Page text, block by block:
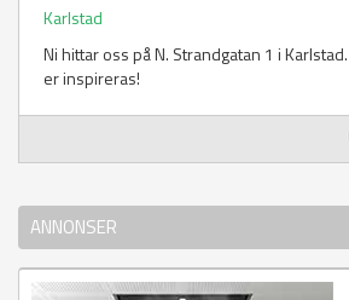
Karlstad
Ni hittar oss på N. Strandgatan 1 i
er inspireras!
ANNONSER